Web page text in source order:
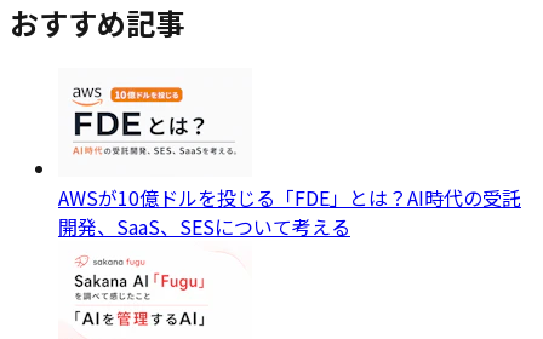
おすすめ記事
AWSが10億ドルを投じる「FDE」とは？AI時代の受託
開発、SaaS、SESについて考える